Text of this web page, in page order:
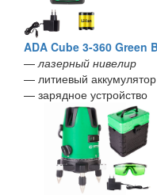
ADA Cube 3-360 Green
—лазерный нивелир
— литиевый аккумулятор
— зарядное устройство